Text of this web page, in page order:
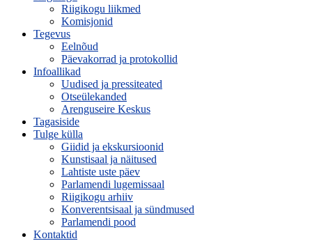
Riigikogu liikmed
Komisjonid
Tegevus
Eelnõud
Päevakorrad ja protokollid
Infoallikad
Uudised ja pressiteated
Otseülekanded
Arenguseire Keskus
Tagasiside
Tulge külla
Giidid ja ekskursioonid
Kunstisaal ja näitused
Lahtiste uste päev
Parlamendi lugemissaal
Riigikogu arhiiv
Konverentsisaal ja sündmused
Parlamendi pood
Kontaktid